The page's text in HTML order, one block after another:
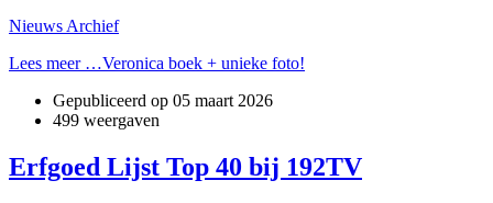
Nieuws Archief
Lees meer …Veronica boek + unieke foto!
Gepubliceerd op 05 maart 2026
499 weergaven
Erfgoed Lijst Top 40 bij 192TV